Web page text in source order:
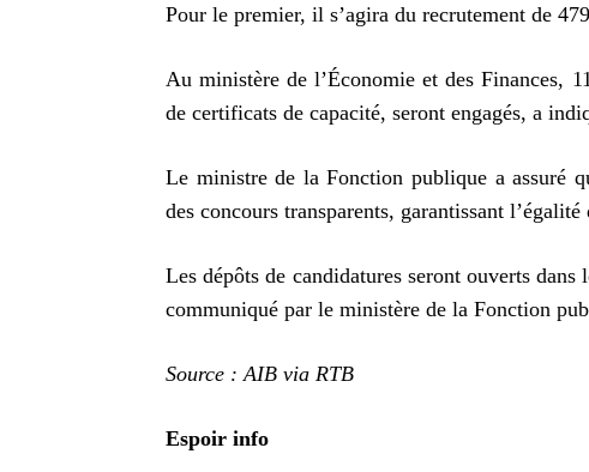
Pour le premier, il s’agira du recrutement de
Au ministère de l’Économie et des Finances,
de certificats de capacité, seront engagés, a
Le ministre de la Fonction publique a assuré
des concours transparents, garantissant
Les dépôts de candidatures seront ouverts
communiqué par le ministère de la Fonction
Source : AIB via RTB
Espoir info